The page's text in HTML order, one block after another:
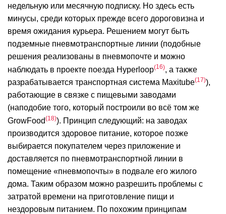
недельную или месячную подписку. Но здесь есть
минусы, среди которых прежде всего дороговизна и
время ожидания курьера. Решением могут быть
подземные пневмотранспортные линии (подобные
решения реализованы в пневмопочте и можно
наблюдать в проекте поезда Hyperloop 16
, а также
разрабатывается транспортная система Maxitube 17 ),
работающие в связке с пищевыми заводами
(наподобие того, который построили во всё том же
GrowFood 18 ). Принцип следующий: на заводах
производится здоровое питание, которое позже
выбирается покупателем через приложение и
доставляется по пневмотранспортной линии в
помещение «пневмопочты» в подвале его жилого
дома. Таким образом можно разрешить проблемы с
затратой времени на приготовление пищи и
нездоровым питанием. По похожим принципам